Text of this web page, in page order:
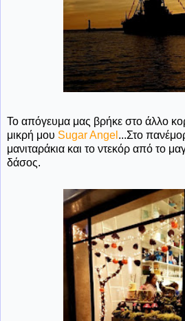
Το απόγευμα μας βρήκε στο άλλο
μικρή μου Sugar Angel ...Στο
μανιταράκια και το ντεκόρ από το
δάσος.